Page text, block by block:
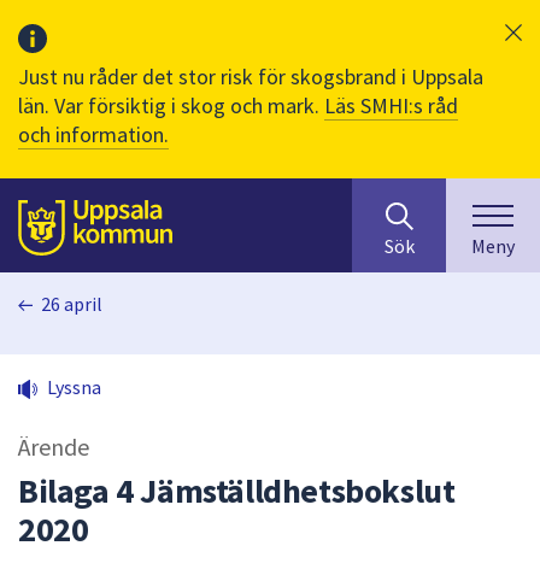
Just nu råder det stor risk för skogsbrand i Uppsala
län. Var försiktig i skog och mark. Läs SMHI:s råd
och information.
Till sidans
huvudinnehåll
efter
innehåll
på
sökfältet
kommer
Sök Meny
26 april
Lyssna
Ärende
Bilaga 4 Jämställdhetsbokslut
2020